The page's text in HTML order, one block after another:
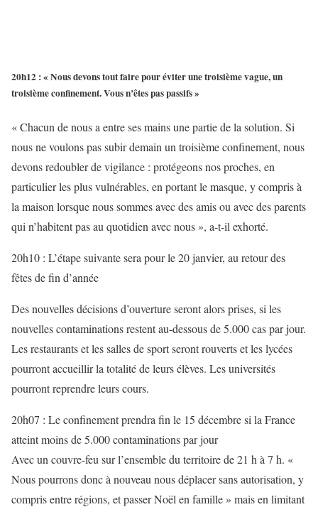
20h12 : « Nous devons tout faire pour éviter une troisième vague, un
troisième confinement. Vous n’êtes pas passifs »
« Chacun de nous a entre ses mains une partie de la solution. Si
nous ne voulons pas subir demain un troisième confinement, nous
devons redoubler de vigilance : protégeons nos proches, en
particulier les plus vulnérables, en portant le masque, y compris à
la maison lorsque nous sommes avec des amis ou avec des parents
qui n’habitent pas au quotidien avec nous », a-t-il exhorté.
20h10 : L’étape suivante sera pour le 20 janvier, au retour des
fêtes de fin d’année
Des nouvelles décisions d’ouverture seront alors prises, si les
nouvelles contaminations restent au-dessous de 5.000 cas par jour.
Les restaurants et les salles de sport seront rouverts et les lycées
pourront accueillir la totalité de leurs élèves. Les universités
pourront reprendre leurs cours.
20h07 : Le confinement prendra fin le 15 décembre si la France
atteint moins de 5.000 contaminations par jour
Avec un couvre-feu sur l’ensemble du territoire de 21 h à 7 h. «
Nous pourrons donc à nouveau nous déplacer sans autorisation, y
compris entre régions, et passer Noël en famille » mais en limitant